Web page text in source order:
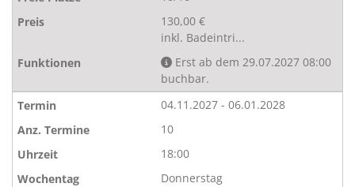
130,00 €
inkl. Badeintri...
Erst ab dem 29.07.2027 08:00
buchbar.
04.11.2027 - 06.01.2028
10
18:00
Donnerstag